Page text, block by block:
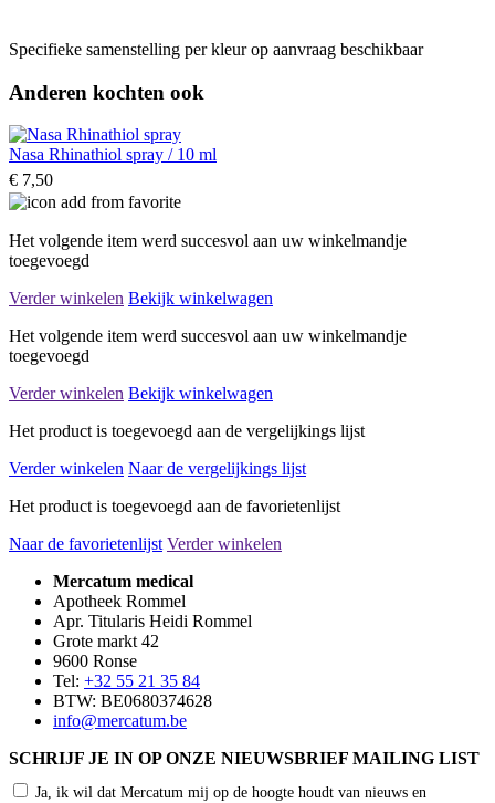
Specifieke samenstelling per kleur op aanvraag beschikbaar
Anderen kochten ook
Nasa Rhinathiol spray / 10 ml
€ 7,50
Het volgende item werd succesvol aan uw winkelmandje
toegevoegd
Verder winkelen Bekijk winkelwagen
Het volgende item werd succesvol aan uw winkelmandje
toegevoegd
Verder winkelen Bekijk winkelwagen
Het product is toegevoegd aan de vergelijkings lijst
Verder winkelen Naar de vergelijkings lijst
Het product is toegevoegd aan de favorietenlijst
Naar de favorietenlijst Verder winkelen
Mercatum medical
Apotheek Rommel
Apr. Titularis Heidi Rommel
Grote markt 42
9600 Ronse
Tel: +32 55 21 35 84
BTW: BE0680374628
info@mercatum.be
SCHRIJF JE IN OP ONZE NIEUWSBRIEF MAILING LIST
Ja, ik wil dat Mercatum mij op de hoogte houdt van nieuws en